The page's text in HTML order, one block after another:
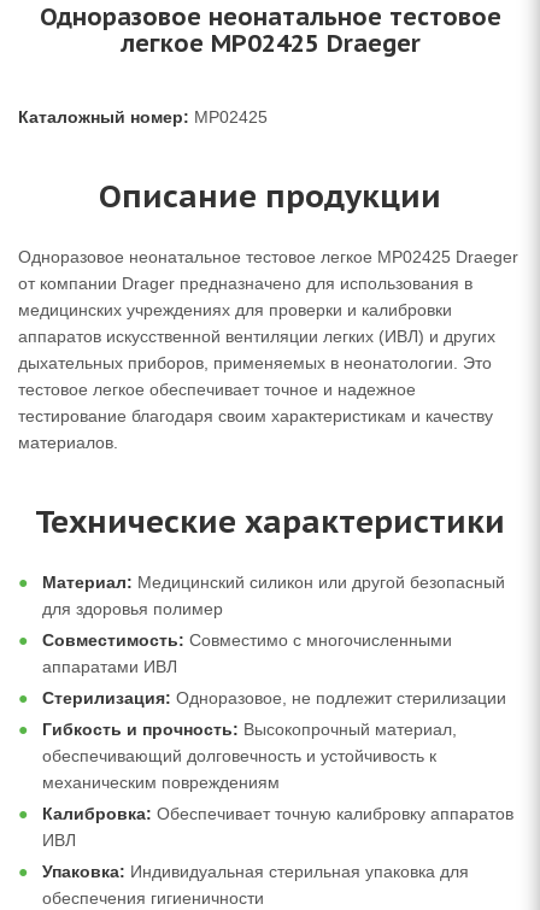
Одноразовое неонатальное тестовое
легкое MP02425 Draeger
Каталожный номер: MP02425
Описание продукции
Одноразовое неонатальное тестовое легкое MP02425 Draeger
от компании Drager предназначено для использования в
медицинских учреждениях для проверки и калибровки
аппаратов искусственной вентиляции легких (ИВЛ) и других
дыхательных приборов, применяемых в неонатологии. Это
тестовое легкое обеспечивает точное и надежное
тестирование благодаря своим характеристикам и качеству
материалов.
Технические характеристики
Материал: Медицинский силикон или другой безопасный
для здоровья полимер
Совместимость: Совместимо с многочисленными
аппаратами ИВЛ
Стерилизация: Одноразовое, не подлежит стерилизации
Гибкость и прочность: Высокопрочный материал,
обеспечивающий долговечность и устойчивость к
механическим повреждениям
Калибровка: Обеспечивает точную калибровку аппаратов
ИВЛ
Упаковка: Индивидуальная стерильная упаковка для
обеспечения гигиеничности